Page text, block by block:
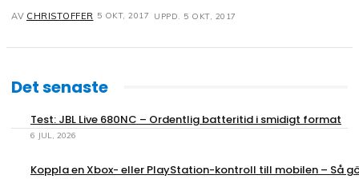
AV CHRISTOFFER 5 OKT, 2017 UPPD. 5 OKT, 2017
Det senaste
Test: JBL Live 680NC – Ordentlig batteritid i smidigt format
6 JUL, 2026
Koppla en Xbox- eller PlayStation-kontroll till mobilen – Så